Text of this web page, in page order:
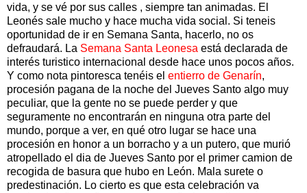
vida, y se vé por sus calles , siempre tan animadas. El
Leonés sale mucho y hace mucha vida social. Si teneis
oportunidad de ir en Semana Santa, hacerlo, no os
defraudará. La Semana Santa Leonesa está declarada de
interés turistico internacional desde hace unos pocos años.
Y como nota pintoresca tenéis el entierro de Genarín,
procesión pagana de la noche del Jueves Santo algo muy
peculiar, que la gente no se puede perder y que
seguramente no encontrarán en ninguna otra parte del
mundo, porque a ver, en qué otro lugar se hace una
procesión en honor a un borracho y a un putero, que murió
atropellado el dia de Jueves Santo por el primer camion de
recogida de basura que hubo en León. Mala surete o
predestinación. Lo cierto es que esta celebración va